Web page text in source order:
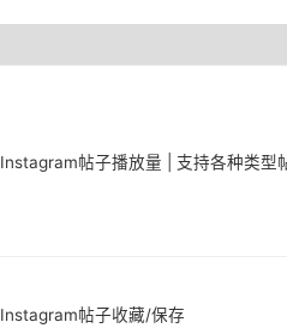
Instagram帖子播放量 | 支持各种类型
Instagram帖子收藏/保存